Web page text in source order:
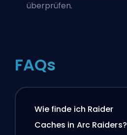
überprüfen.
FAQs
Wie finde ich Raider
Caches in Arc Raiders?